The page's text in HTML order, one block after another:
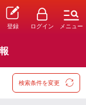
登録 ログイン メニュー
検索条件を変更